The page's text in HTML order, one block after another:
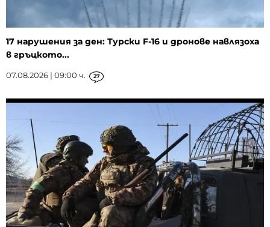
17 нарушения за ден: Турски F-16 и дронове навлязоха
в гръцкото...
07.08.2026 | 09:00 ч. 27